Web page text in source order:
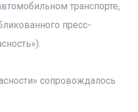
транспорте,
пресс-
сопровождалось